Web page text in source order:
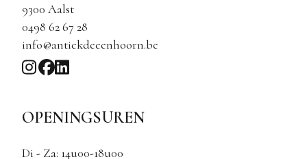
9300 Aalst
0498 62 67 28
info@antiekdeeenhoorn.be
OPENINGSUREN
Di - Za: 14u00-18u00